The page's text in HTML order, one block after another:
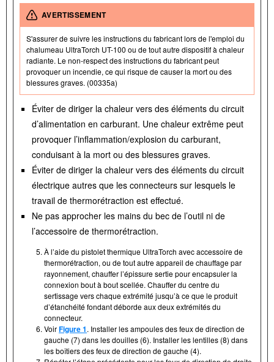
AVERTISSEMENT
S'assurer de suivre les instructions du fabricant lors de l'emploi du
chalumeau UltraTorch UT-100 ou de tout autre dispositif à chaleur
radiante. Le non-respect des instructions du fabricant peut
provoquer un incendie, ce qui risque de causer la mort ou des
blessures graves. (00335a)
Éviter de diriger la chaleur vers des éléments du circuit
d’alimentation en carburant. Une chaleur extrême peut
provoquer l’inflammation/explosion du carburant,
conduisant à la mort ou des blessures graves.
Éviter de diriger la chaleur vers des éléments du circuit
électrique autres que les connecteurs sur lesquels le
travail de thermorétraction est effectué.
Ne pas approcher les mains du bec de l’outil ni de
l’accessoire de thermorétraction.
À l’aide du pistolet thermique UltraTorch avec accessoire de
thermorétraction, ou de tout autre appareil de chauffage par
rayonnement, chauffer l’épissure sertie pour encapsuler la
connexion bout à bout scellée. Chauffer du centre du
sertissage vers chaque extrémité jusqu’à ce que le produit
d’étanchéité fondant déborde aux deux extrémités du
connecteur.
VoirFigure 1. Installer les ampoules des feux de direction de
gauche (7) dans les douilles (6). Installer les lentilles (8) dans
les boîtiers des feux de direction de gauche (4).